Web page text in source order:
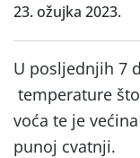
23. ožujka 2023.
U posljednjih 7
temperature
voća te je
punoj cvatnji.